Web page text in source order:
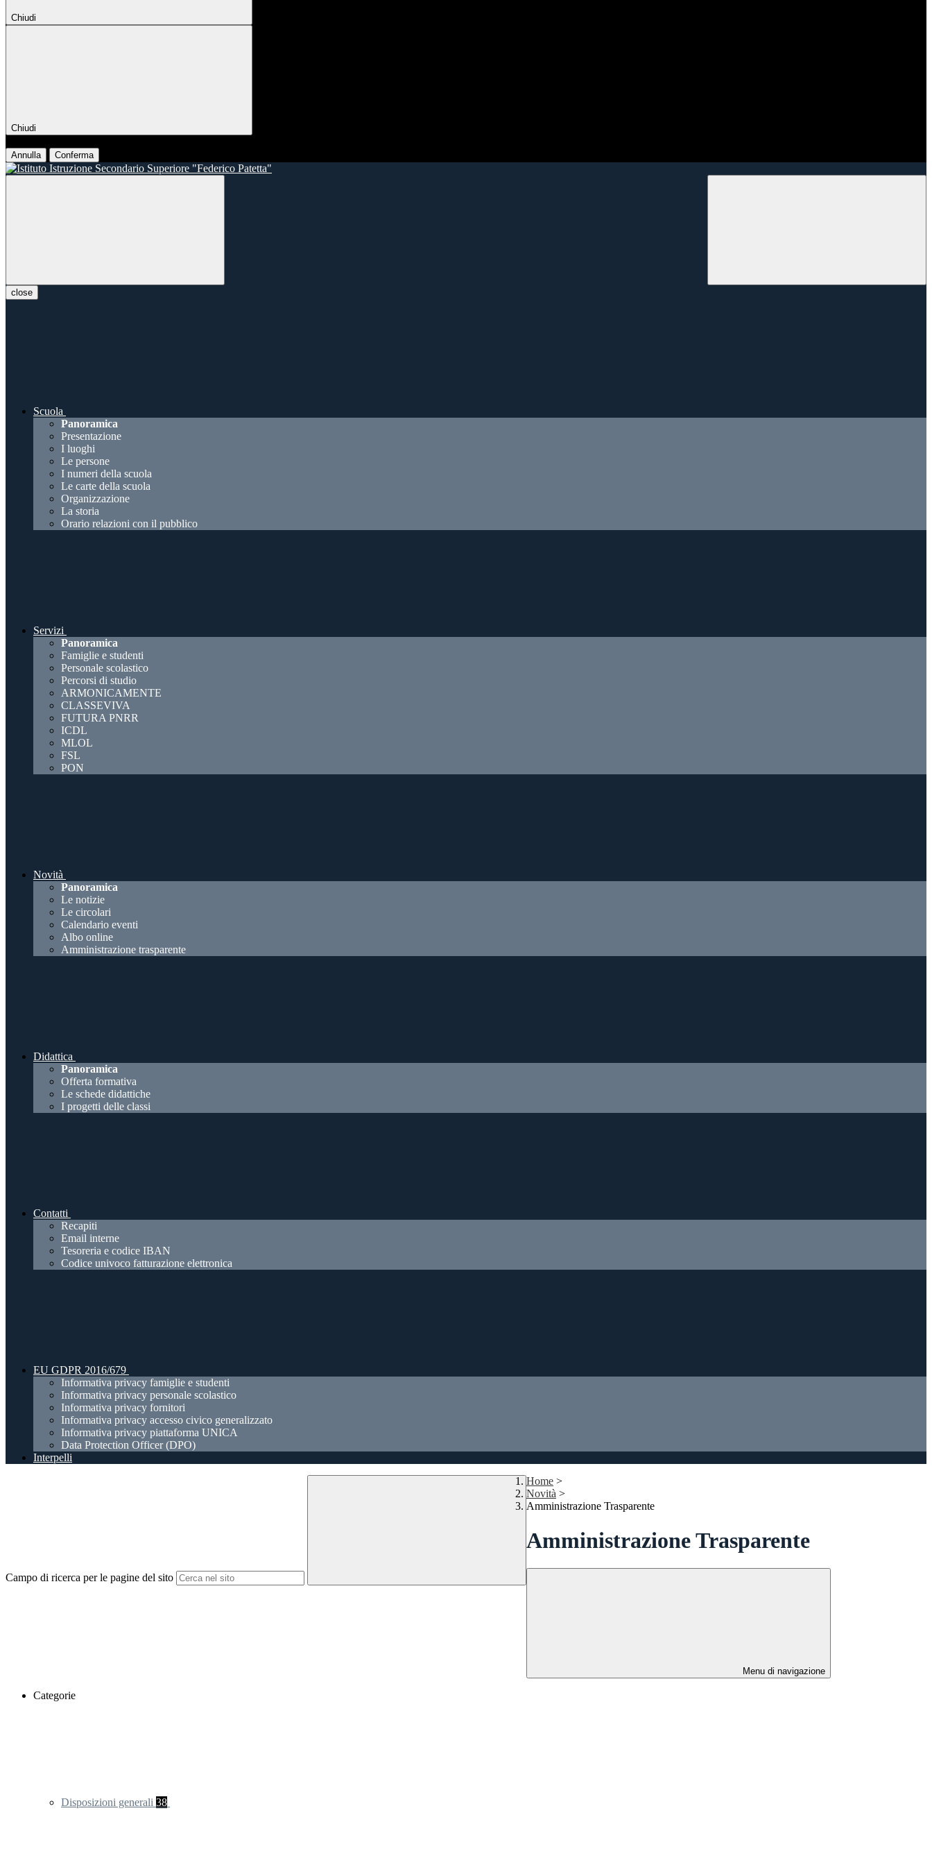
Chiudi
Chiudi
Annulla Conferma
close
Scuola
Panoramica
Presentazione
I luoghi
Le persone
I numeri della scuola
Le carte della scuola
Organizzazione
La storia
Orario relazioni con il pubblico
Servizi
Panoramica
Famiglie e studenti
Personale scolastico
Percorsi di studio
ARMONICAMENTE
CLASSEVIVA
FUTURA PNRR
ICDL
MLOL
FSL
PON
Novità
Panoramica
Le notizie
Le circolari
Calendario eventi
Albo online
Amministrazione trasparente
Didattica
Panoramica
Offerta formativa
Le schede didattiche
I progetti delle classi
Contatti
Recapiti
Email interne
Tesoreria e codice IBAN
Codice univoco fatturazione elettronica
EU GDPR 2016/679
Informativa privacy famiglie e studenti
Informativa privacy personale scolastico
Informativa privacy fornitori
Informativa privacy accesso civico generalizzato
Informativa privacy piattaforma UNICA
Data Protection Officer (DPO)
Interpelli
Campo di ricerca per le pagine del sito
Home >
Novità >
Amministrazione Trasparente
Amministrazione Trasparente
Menu di navigazione
Categorie
Disposizioni generali 38